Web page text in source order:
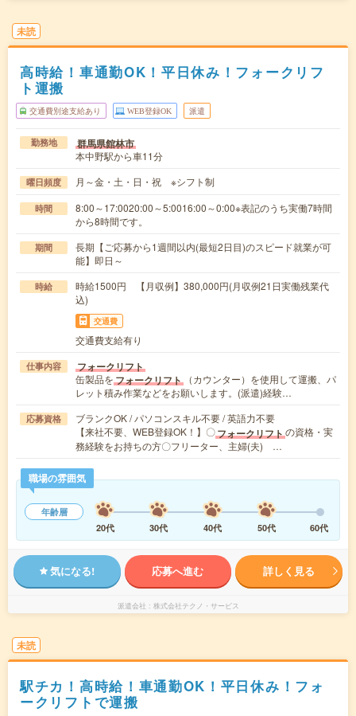
未読
高時給！車通勤OK！平日休み！フォークリフ
ト運搬
交通費別途支給あり WEB登録OK 派遣
勤務地 群馬県館林市
本中野駅から車11分
曜日頻度 月～金・土・日・祝 ※シフト制
時間
8:00～17:0020:00～5:0016:00～0:00※表記のうち実働7時間
から8時間です。
期間
長期【ご応募から1週間以内(最短2日目)のスピード就業が可
能】即日～
時給
時給1500円 【月収例】380,000円(月収例21日実働残業代
込)
交通費
交通費支給有り
仕事内容 フォークリフト
缶製品をフォークリフト （カウンター）を使用して運搬、パ
レット積み作業などをお願いします。(派遣)経験…
応募資格
ブランクOK / パソコンスキル不要 / 英語力不要
【来社不要、WEB登録OK！】〇フォークリフトの資格・実
務経験をお持ちの方〇フリーター、主婦(夫) …
職場の雰囲気
年齢層
20代
30代 40代 50代 60代
気になる! 応募へ進む 詳しく見る
派遣会社 株式会社テクノ・サービス
未読
駅チカ！高時給！車通勤OK！平日休み！フォ
ークリフトで運搬